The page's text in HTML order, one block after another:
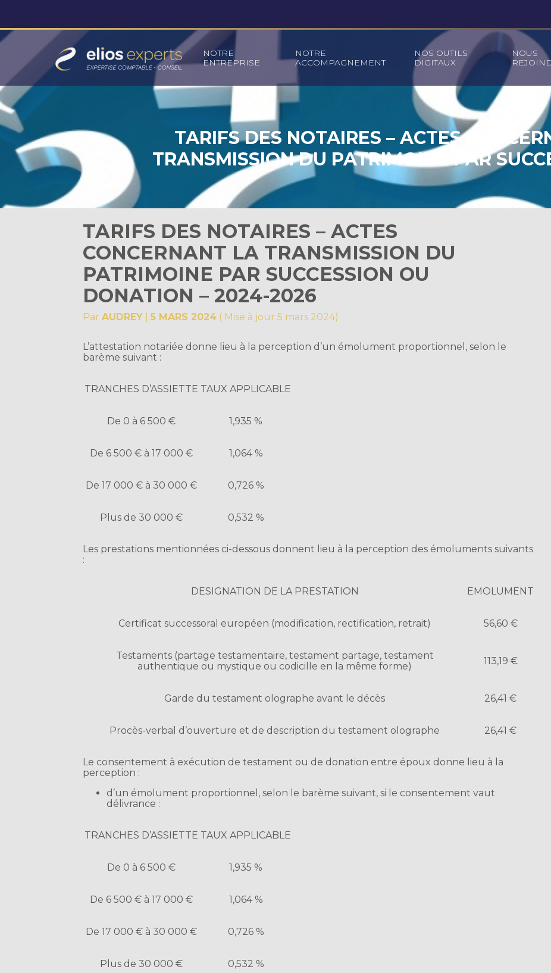
Aller
au
Principal
NOTRE
ENTREPRISE
NOTRE
ACCOMPAGNEMENT
NOS OUTILS
DIGITAUX
NOUS
TARIFS DES NOTAIRES – ACTES
TRANSMISSION DU PATRIMOINE PAR
DONATION – 2024-2026
TARIFS DES NOTAIRES – ACTES
CONCERNANT LA TRANSMISSION DU
PATRIMOINE PAR SUCCESSION OU
DONATION – 2024-2026
ParAUDREY |5 MARS 2024 ( Mise à jour 5 mars 2024)
L’attestation notariée donne lieu à la perception d’un émolument proportionnel, selon le
barème suivant :
TRANCHES D’ASSIETTE TAUX APPLICABLE
De 0 à 6 500 € 1,935 %
De 6 500 € à 17 000 € 1,064 %
De 17 000 € à 30 000 € 0,726 %
Plus de 30 000 € 0,532 %
Les prestations mentionnées ci-dessous donnent lieu à la perception des émoluments suivants
:
DESIGNATION DE LA PRESTATION EMOLUMENT
Certificat successoral européen (modification, rectification, retrait) 56,60 €
Testaments (partage testamentaire, testament partage, testament
authentique ou mystique ou codicille en la même forme)
113,19 €
Garde du testament olographe avant le décès 26,41 €
Procès-verbal d’ouverture et de description du testament olographe 26,41 €
Le consentement à exécution de testament ou de donation entre époux donne lieu à la
perception :
d’un émolument proportionnel, selon le barème suivant, si le consentement vaut
délivrance :
TRANCHES D’ASSIETTE TAUX APPLICABLE
De 0 à 6 500 € 1,935 %
De 6 500 € à 17 000 € 1,064 %
De 17 000 € à 30 000 € 0,726 %
Plus de 30 000 € 0,532 %